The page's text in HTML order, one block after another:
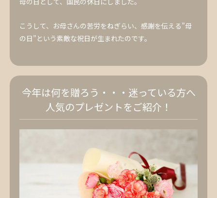
こうして、お母さんの苦労をねぎらい、感謝を伝える”母
の日”という素敵な祝日が生まれたのです。
今年は何を贈ろう・・・迷っている方へ
人気のプレゼントをご紹介！